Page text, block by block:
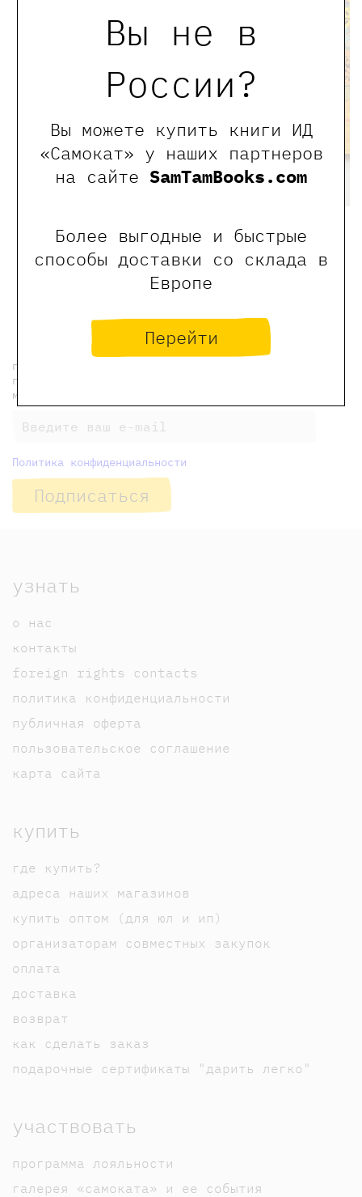
Вы не в
России?
Вы можете купить книги ИД
«Самокат» у наших партнеров
на сайте SamTamBooks.com
Более выгодные и быстрые
способы доставки со склада в
Европе
Перейти
Фото @elena.derevyankina
← Предыдущая новость
подпишитесь на рассылку, чтобы еженедельно
получать индивидуальные скидки на наши книги и
мероприятия
Политика конфиденциальности
Подписаться
узнать
о нас
контакты
foreign rights contacts
политика конфиденциальности
публичная оферта
пользовательское соглашение
карта сайта
купить
где купить?
адреса наших магазинов
купить оптом (для юл и ип)
организаторам совместных закупок
оплата
доставка
возврат
как сделать заказ
подарочные сертификаты "дарить легко"
участвовать
программа лояльности
галерея «самоката» и ее события